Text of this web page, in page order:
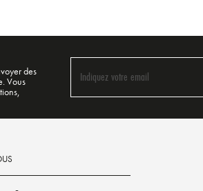
des
Vous
Indiquez votre email